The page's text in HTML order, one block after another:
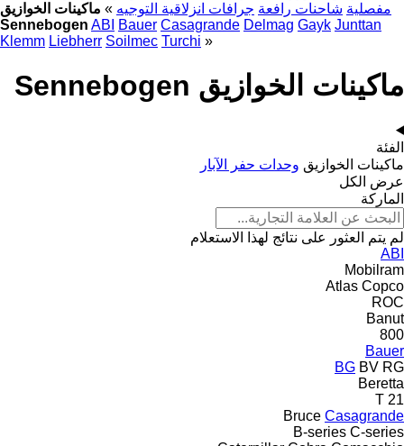
مفصلية شاحنات رافعة جرافات انزلاقية التوجيه » ماكينات الخوازيق
Sennebogen ABI Bauer Casagrande Delmag Gayk Junttan
Klemm Liebherr Soilmec Turchi »
ماكينات الخوازيق Sennebogen
الفئة
ماكينات الخوازيق وحدات حفر الآبار
عرض الكل
الماركة
لم يتم العثور على نتائج لهذا الاستعلام
ABI
Mobilram
Atlas Copco
ROC
Banut
800
Bauer
BG BV RG
Beretta
T 21
Bruce Casagrande
B-series C-series